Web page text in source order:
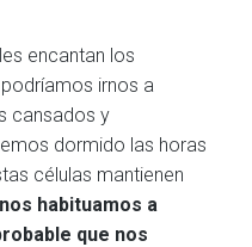
encantan los
irnos a
cansados y
dormido las horas
células mantienen
habituamos a
que nos